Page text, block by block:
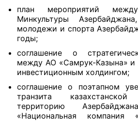
план мероприятий
Минкультуры
молодежи и спорта
годы;
соглашение о
между АО «Самрук-Казына» и
инвестиционным холдингом;
соглашение о поэтапном
транзита
территорию
«Национальная компания